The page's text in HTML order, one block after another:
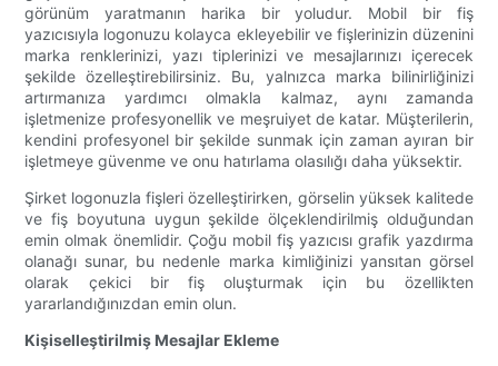
görünüm yaratmanın harika bir yoludur. Mobil bir fiş
yazıcısıyla logonuzu kolayca ekleyebilir ve fişlerinizin düzenini
marka renklerinizi, yazı tiplerinizi ve mesajlarınızı içerecek
şekilde özelleştirebilirsiniz. Bu, yalnızca marka bilinirliğinizi
artırmanıza yardımcı olmakla kalmaz, aynı zamanda
işletmenize profesyonellik ve meşruiyet de katar. Müşterilerin,
kendini profesyonel bir şekilde sunmak için zaman ayıran bir
işletmeye güvenme ve onu hatırlama olasılığı daha yüksektir.
Şirket logonuzla fişleri özelleştirirken, görselin yüksek kalitede
ve fiş boyutuna uygun şekilde ölçeklendirilmiş olduğundan
emin olmak önemlidir. Çoğu mobil fiş yazıcısı grafik yazdırma
olanağı sunar, bu nedenle marka kimliğinizi yansıtan görsel
olarak çekici bir fiş oluşturmak için bu özellikten
yararlandığınızdan emin olun.
Kişiselleştirilmiş Mesajlar Ekleme